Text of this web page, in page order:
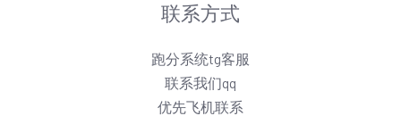
联系方式
跑分系统tg客服
联系我们qq
优先飞机联系